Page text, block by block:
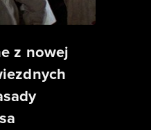
z nowej